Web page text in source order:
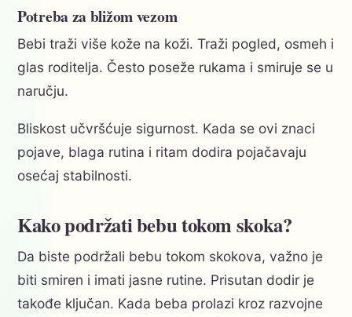
Potreba za bližom vezom
Bebi traži više kože na koži. Traži pogled, osmeh i
glas roditelja. Često poseže rukama i smiruje se u
naručju.
Bliskost učvršćuje sigurnost. Kada se ovi znaci
pojave, blaga rutina i ritam dodira pojačavaju
osećaj stabilnosti.
Kako podržati bebu tokom skoka?
Da biste podržali bebu tokom skokova, važno je
biti smiren i imati jasne rutine. Prisutan dodir je
takođe ključan. Kada beba prolazi kroz razvojne